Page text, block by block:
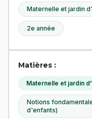
Maternelle et jardin
2e année
Matières :
Maternelle et jardin
Notions
d'enfants)